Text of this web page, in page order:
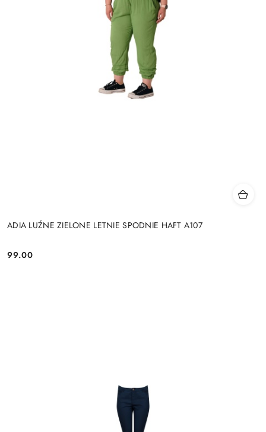
ADIA LUŹNE ZIELONE LETNIE SPODNIE HAFT A107
Cena:
99.00